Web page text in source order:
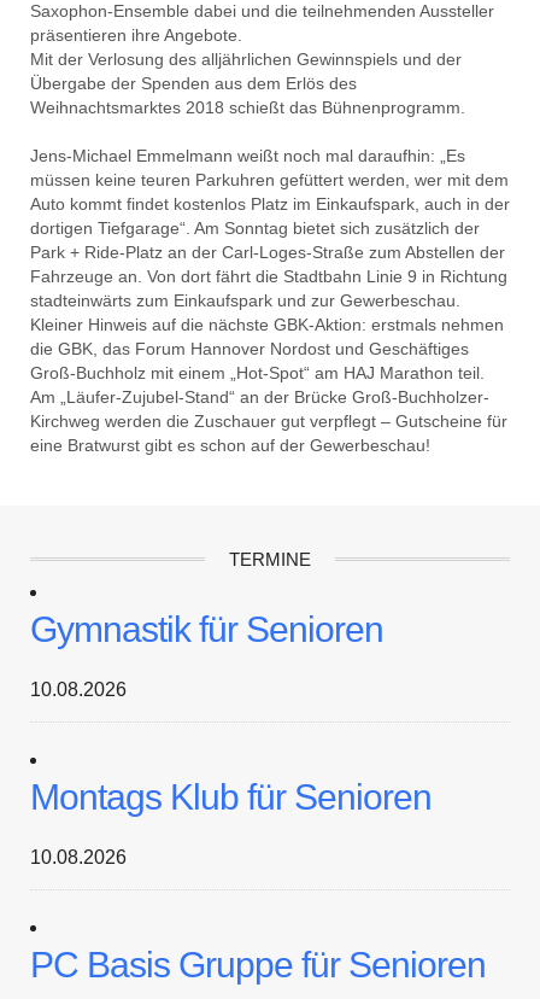
Saxophon-Ensemble dabei und die teilnehmenden Aussteller
präsentieren ihre Angebote.
Mit der Verlosung des alljährlichen Gewinnspiels und der
Übergabe der Spenden aus dem Erlös des
Weihnachtsmarktes 2018 schießt das Bühnenprogramm.
Jens-Michael Emmelmann weißt noch mal daraufhin: „Es
müssen keine teuren Parkuhren gefüttert werden, wer mit dem
Auto kommt findet kostenlos Platz im Einkaufspark, auch in der
dortigen Tiefgarage“. Am Sonntag bietet sich zusätzlich der
Park + Ride-Platz an der Carl-Loges-Straße zum Abstellen der
Fahrzeuge an. Von dort fährt die Stadtbahn Linie 9 in Richtung
stadteinwärts zum Einkaufspark und zur Gewerbeschau.
Kleiner Hinweis auf die nächste GBK-Aktion: erstmals nehmen
die GBK, das Forum Hannover Nordost und Geschäftiges
Groß-Buchholz mit einem „Hot-Spot“ am HAJ Marathon teil.
Am „Läufer-Zujubel-Stand“ an der Brücke Groß-Buchholzer-
Kirchweg werden die Zuschauer gut verpflegt – Gutscheine für
eine Bratwurst gibt es schon auf der Gewerbeschau!
TERMINE
Gymnastik für Senioren
10.08.2026
Montags Klub für Senioren
10.08.2026
PC Basis Gruppe für Senioren